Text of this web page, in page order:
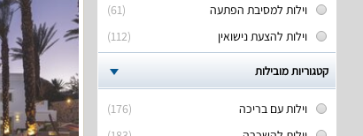
(61)
וילות למסיבת הפתעה
(112)
וילות להצעת נישואין
קטגוריות מובילות
(176)
וילות עם בריכה